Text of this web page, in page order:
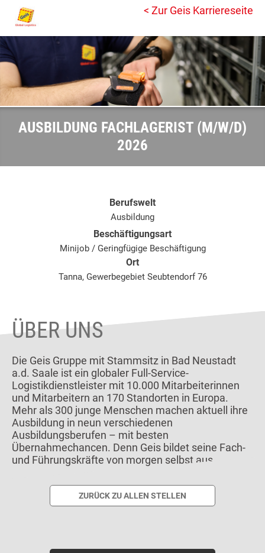
< Zur Geis Karriereseite
AUSBILDUNG FACHLAGERIST (M/W/D)
2026
Berufswelt
Ausbildung
Beschäftigungsart
Minijob / Geringfügige Beschäftigung
Ort
Tanna, Gewerbegebiet Seubtendorf 76
ÜBER UNS
Die Geis Gruppe mit Stammsitz in Bad Neustadt
a.d. Saale ist ein globaler Full-Service-
Logistikdienstleister mit 10.000 Mitarbeiterinnen
und Mitarbeitern an 170 Standorten in Europa.
Mehr als 300 junge Menschen machen aktuell ihre
Ausbildung in neun verschiedenen
Ausbildungsberufen – mit besten
Übernahmechancen. Denn Geis bildet seine Fach-
und Führungskräfte von morgen selbst aus.
ZURÜCK ZU ALLEN STELLEN